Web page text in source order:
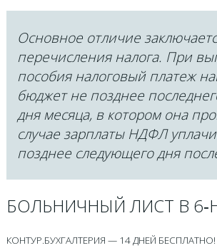
Основное отличие
перечисления налога. При
пособия налоговый платеж
бюджет не позднее
дня месяца, в котором она
случае зарплаты НДФЛ
позднее следующего дня
БОЛЬНИЧНЫЙ ЛИСТ В
КОНТУР.БУХГАЛТЕРИЯ — 14 ДНЕЙ БЕСПЛАТНО!